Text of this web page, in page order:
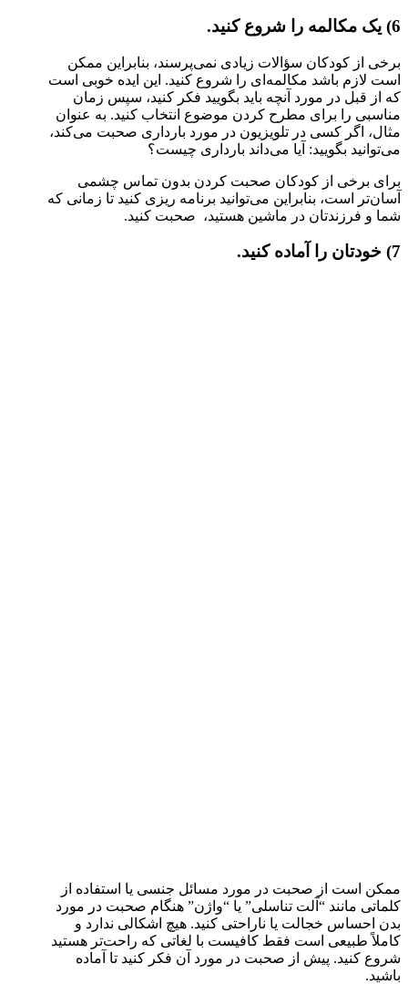
6) یک مکالمه را شروع کنید.
برخی از کودکان سؤالات زیادی نمی‌پرسند، بنابراین ممکن
است لازم باشد مکالمه‌ای را شروع کنید. این ایده خوبی است
که از قبل در مورد آنچه باید بگویید فکر کنید، سپس زمان
مناسبی را برای مطرح کردن موضوع انتخاب کنید. به عنوان
مثال، اگر کسی در تلویزیون در مورد بارداری صحبت می‌کند،
می‌توانید بگویید: آیا می‌داند بارداری چیست؟
برای برخی از کودکان صحبت کردن بدون تماس چشمی
آسان‌تر است، بنابراین می‌توانید برنامه ریزی کنید تا زمانی که
شما و فرزندتان در ماشین هستید، صحبت کنید.
7) خودتان را آماده کنید.
ممکن است از صحبت در مورد مسائل جنسی یا استفاده از
کلماتی مانند “آلت تناسلی” یا “واژن” هنگام صحبت در مورد
بدن احساس خجالت یا ناراحتی کنید. هیچ اشکالی ندارد و
کاملاً طبیعی است فقط کافیست با لغاتی که راحت‌تر هستید
شروع کنید. پیش از صحبت در مورد آن فکر کنید تا آماده
باشید.